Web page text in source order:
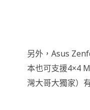
另外，Asus
本也可支援4×4
灣大哥大獨家）